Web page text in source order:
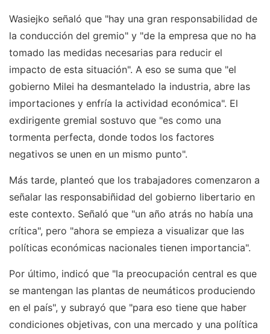
Wasiejko señaló que "hay una gran responsabilidad de
la conducción del gremio" y "de la empresa que no ha
tomado las medidas necesarias para reducir el
impacto de esta situación". A eso se suma que "el
gobierno Milei ha desmantelado la industria, abre las
importaciones y enfría la actividad económica". El
exdirigente gremial sostuvo que "es como una
tormenta perfecta, donde todos los factores
negativos se unen en un mismo punto".
Más tarde, planteó que los trabajadores comenzaron a
señalar las responsabiñidad del gobierno libertario en
este contexto. Señaló que "un año atrás no había una
crítica", pero "ahora se empieza a visualizar que las
políticas económicas nacionales tienen importancia".
Por último, indicó que "la preocupación central es que
se mantengan las plantas de neumáticos produciendo
en el país", y subrayó que "para eso tiene que haber
condiciones objetivas, con una mercado y una política